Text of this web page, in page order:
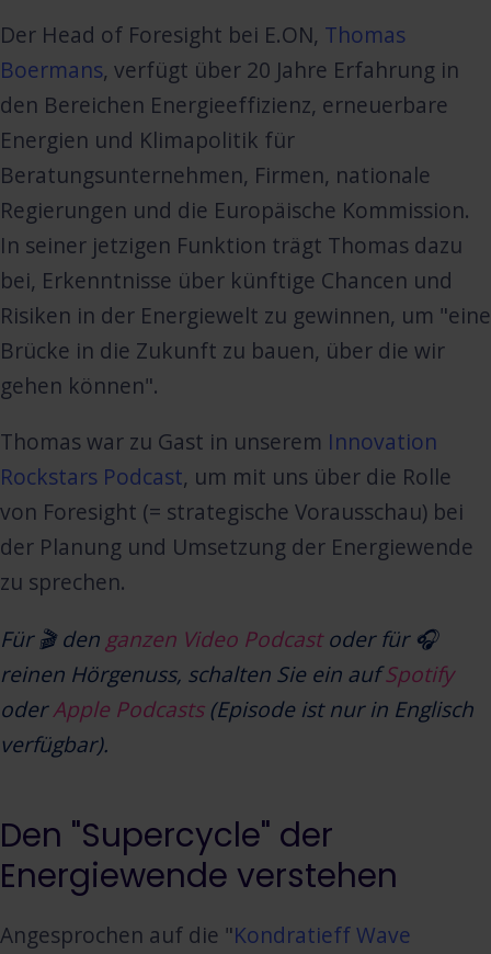
Der Head of Foresight bei E.ON, Thomas
Boermans, verfügt über 20 Jahre Erfahrung in
den Bereichen Energieeffizienz, erneuerbare
Energien und Klimapolitik für
Beratungsunternehmen, Firmen, nationale
Regierungen und die Europäische Kommission.
In seiner jetzigen Funktion trägt Thomas dazu
bei, Erkenntnisse über künftige Chancen und
Risiken in der Energiewelt zu gewinnen, um "eine
Brücke in die Zukunft zu bauen, über die wir
gehen können".
Thomas war zu Gast in unserem Innovation
Rockstars Podcast, um mit uns über die Rolle
von Foresight (= strategische Vorausschau) bei
der Planung und Umsetzung der Energiewende
zu sprechen.
Für 🎬 den ganzen Video Podcastoder für 🎧
reinen Hörgenuss, schalten Sie ein aufSpotify
oderApple Podcasts (Episode ist nur in Englisch
verfügbar).
Den "Supercycle" der
Energiewende verstehen
Angesprochen auf die "Kondratieff Wave